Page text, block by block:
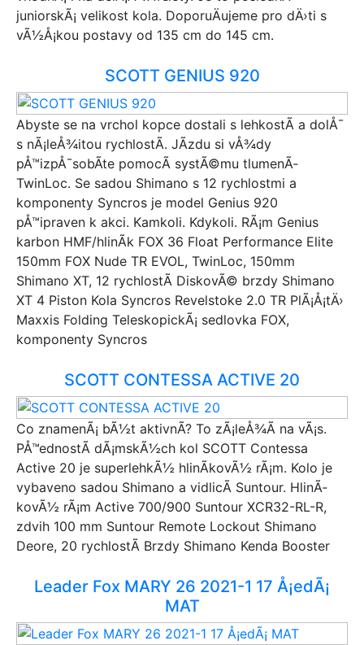
juniorskÃ¡ velikost kola. DoporuÄujeme pro dÄ›ti s
vÃ½Å¡kou postavy od 135 cm do 145 cm.
SCOTT GENIUS 920
Abyste se na vrchol kopce dostali s lehkostÃ­ a dolÅ¯
s nÃ¡leÅ¾itou rychlostÃ­. JÃ­zdu si vÅ¾dy
pÅ™izpÅ¯sobÃ­te pomocÃ­ systÃ©mu tlumenÃ­
TwinLoc. Se sadou Shimano s 12 rychlostmi a
komponenty Syncros je model Genius 920
pÅ™ipraven k akci. Kamkoli. Kdykoli. RÃ¡m Genius
karbon HMF/hlinÃ­k FOX 36 Float Performance Elite
150mm FOX Nude TR EVOL, TwinLoc, 150mm
Shimano XT, 12 rychlostÃ­ DiskovÃ© brzdy Shimano
XT 4 Piston Kola Syncros Revelstoke 2.0 TR PlÃ¡Å¡tÄ›
Maxxis Folding TeleskopickÃ¡ sedlovka FOX,
komponenty Syncros
SCOTT CONTESSA ACTIVE 20
Co znamenÃ¡ bÃ½t aktivnÃ­? To zÃ¡leÅ¾Ã­ na vÃ¡s.
PÅ™ednostÃ­ dÃ¡mskÃ½ch kol SCOTT Contessa
Active 20 je superlehkÃ½ hlinÃ­kovÃ½ rÃ¡m. Kolo je
vybaveno sadou Shimano a vidlicÃ­ Suntour. HlinÃ­
kovÃ½ rÃ¡m Active 700/900 Suntour XCR32-RL-R,
zdvih 100 mm Suntour Remote Lockout Shimano
Deore, 20 rychlostÃ­ Brzdy Shimano Kenda Booster
Leader Fox MARY 26 2021-1 17 Å¡edÃ¡
MAT